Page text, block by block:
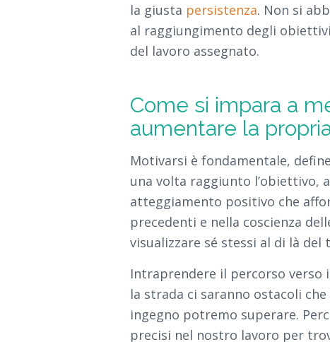
la giusta persistenza. Non si
al raggiungimento degli
del lavoro assegnato.
Come si impara a
aumentare la
Motivarsi è fondamentale,
una volta raggiunto l’obiettivo,
atteggiamento positivo che
precedenti e nella coscienza
visualizzare sé stessi al di là del
Intraprendere il percorso verso
la strada ci saranno ostacoli
ingegno potremo superare.
precisi nel nostro lavoro per